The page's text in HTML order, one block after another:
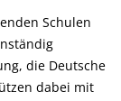
Schulen
die Deutsche
dabei mit